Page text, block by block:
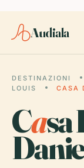
Audiala
DESTINAZIONI
LOUIS
CASA
Casa